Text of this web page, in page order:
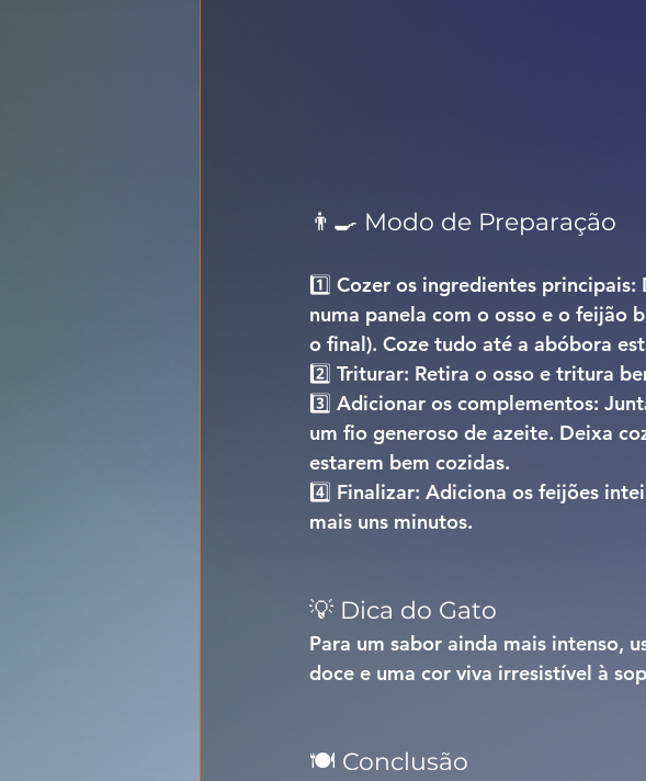
👨‍🍳 Modo de Preparação
1️⃣ Cozer os ingredientes principais:
numa panela com o osso e o feijão
o final). Coze tudo até a abóbora
2️⃣ Triturar: Retira o osso e tritura
3️⃣ Adicionar os complementos:
um fio generoso de azeite. Deixa
estarem bem cozidas.
4️⃣ Finalizar: Adiciona os feijões
mais uns minutos.
💡 Dica do Gato
Para um sabor ainda mais intenso,
doce e uma cor viva irresistível à
🍽️ Conclusão